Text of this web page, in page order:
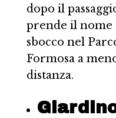
dopo il
prende il nome
sbocco nel
Formosa a
distanza.